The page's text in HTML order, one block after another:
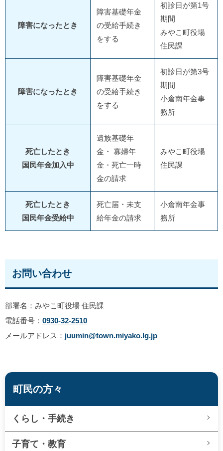
障害になったとき
障害基礎年金
の受給手続き
をする
初診日が第1号
期間
みやこ町役場
住民課
障害になったとき
障害基礎年金
の受給手続き
をする
初診日が第3号
期間
小倉南年金事
務所
死亡したとき
国民年金加入中
遺族基礎年
金・ 寡婦年
金・死亡一時
金の請求
みやこ町役場
住民課
死亡したとき
国民年金受給中
死亡届・未支
給年金の請求
小倉南年金事
務所
お問い合わせ
部署名：みやこ町役場 住民課
電話番号： 0930-32-2510
メールアドレス： juumin@town.miyako.lg.jp
町民の方々
くらし・手続き
子育て・教育